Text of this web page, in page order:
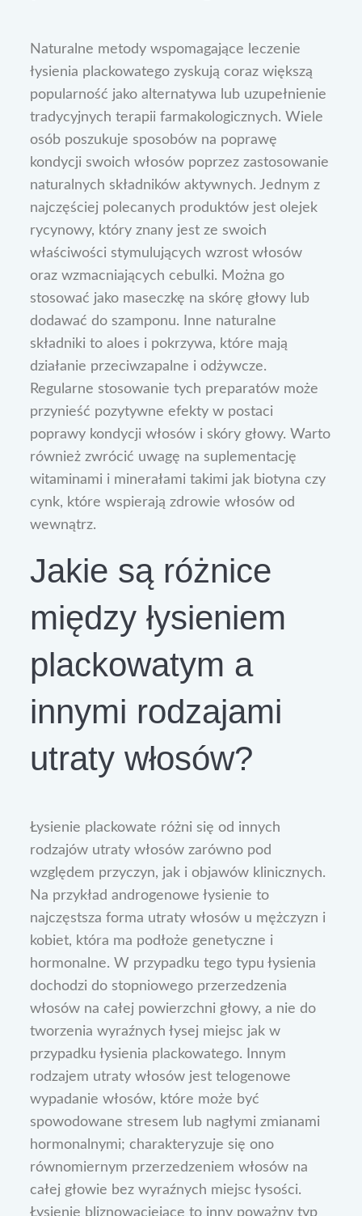
Naturalne metody wspomagające leczenie
łysienia plackowatego zyskują coraz większą
popularność jako alternatywa lub uzupełnienie
tradycyjnych terapii farmakologicznych. Wiele
osób poszukuje sposobów na poprawę
kondycji swoich włosów poprzez zastosowanie
naturalnych składników aktywnych. Jednym z
najczęściej polecanych produktów jest olejek
rycynowy, który znany jest ze swoich
właściwości stymulujących wzrost włosów
oraz wzmacniających cebulki. Można go
stosować jako maseczkę na skórę głowy lub
dodawać do szamponu. Inne naturalne
składniki to aloes i pokrzywa, które mają
działanie przeciwzapalne i odżywcze.
Regularne stosowanie tych preparatów może
przynieść pozytywne efekty w postaci
poprawy kondycji włosów i skóry głowy. Warto
również zwrócić uwagę na suplementację
witaminami i minerałami takimi jak biotyna czy
cynk, które wspierają zdrowie włosów od
wewnątrz.
Jakie są różnice
między łysieniem
plackowatym a
innymi rodzajami
utraty włosów?
Łysienie plackowate różni się od innych
rodzajów utraty włosów zarówno pod
względem przyczyn, jak i objawów klinicznych.
Na przykład androgenowe łysienie to
najczęstsza forma utraty włosów u mężczyzn i
kobiet, która ma podłoże genetyczne i
hormonalne. W przypadku tego typu łysienia
dochodzi do stopniowego przerzedzenia
włosów na całej powierzchni głowy, a nie do
tworzenia wyraźnych łysej miejsc jak w
przypadku łysienia plackowatego. Innym
rodzajem utraty włosów jest telogenowe
wypadanie włosów, które może być
spowodowane stresem lub nagłymi zmianami
hormonalnymi; charakteryzuje się ono
równomiernym przerzedzeniem włosów na
całej głowie bez wyraźnych miejsc łysości.
Łysienie bliznowaciejące to inny poważny typ